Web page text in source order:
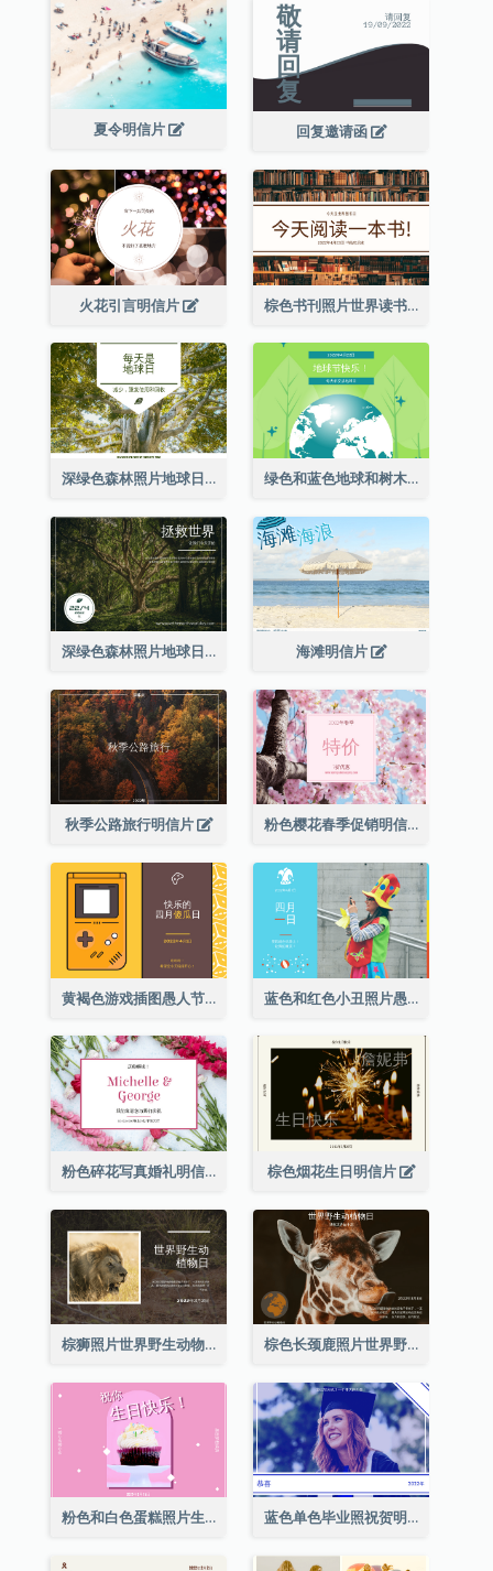
夏令明信片 回复邀请函
火花引言明信片 棕色书刊照片世界读书日明信片
深绿色森林照片地球日明信片 绿色和蓝色地球和树木插图地球日明信片
深绿色森林照片地球日明信片 海滩明信片
秋季公路旅行明信片 粉色樱花春季促销明信片
黄褐色游戏插图愚人节明信片 蓝色和红色小丑照片愚人节明信片
粉色碎花写真婚礼明信片 棕色烟花生日明信片
棕狮照片世界野生动物日明信片 棕色长颈鹿照片世界野生动物日明信片
粉色和白色蛋糕照片生日明信片 蓝色单色毕业照祝贺明信片